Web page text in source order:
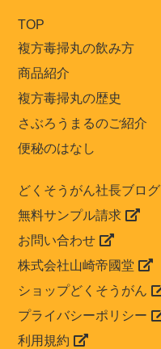
TOP
複方毒掃丸の飲み方
商品紹介
複方毒掃丸の歴史
さぶろうまるのご紹介
便秘のはなし
どくそうがん社長ブログ
無料サンプル請求
お問い合わせ
株式会社山崎帝國堂
ショップどくそうがん
プライバシーポリシー
利用規約